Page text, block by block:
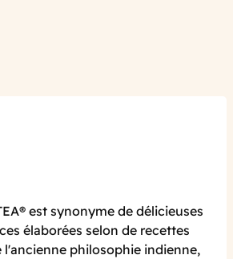
est synonyme de délicieuses
élaborées selon de recettes
philosophie indienne,